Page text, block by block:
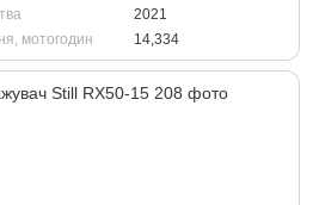
2021
мотогодин
14,334